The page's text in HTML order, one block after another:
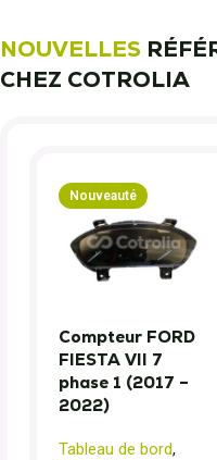
NOUVELLES
CHEZ COTROLIA
Nouveauté
Compteur FORD
FIESTA VII 7
phase 1 (2017 –
2022)
Tableau de bord,